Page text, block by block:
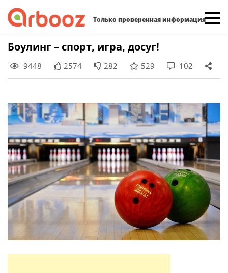
Только проверенная информация
Skip
content
Боулинг – спорт, игра, досуг!
9448 2574 282 529 102
Найти: